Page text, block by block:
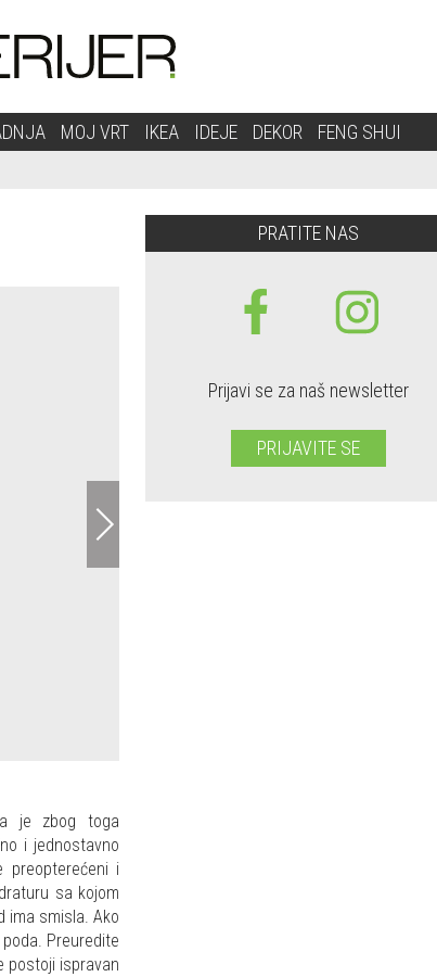
MOJ VRT IKEA IDEJE DEKOR
FENG SHUI
je zbog toga
i jednostavno
preopterećeni i
sa kojom
ima smisla. Ako
Preuredite
postoji ispravan
PRATITE NAS
Prijavi se za naš newsletter
PRIJAVITE SE